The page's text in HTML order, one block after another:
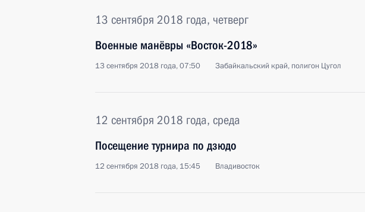
13 сентября 2018 года, четверг
Военные манёвры «Восток-2018»
13 сентября 2018 года, 07:50 Забайкальский край, полигон Цугол
12 сентября 2018 года, среда
Посещение турнира по дзюдо
12 сентября 2018 года, 15:45 Владивосток